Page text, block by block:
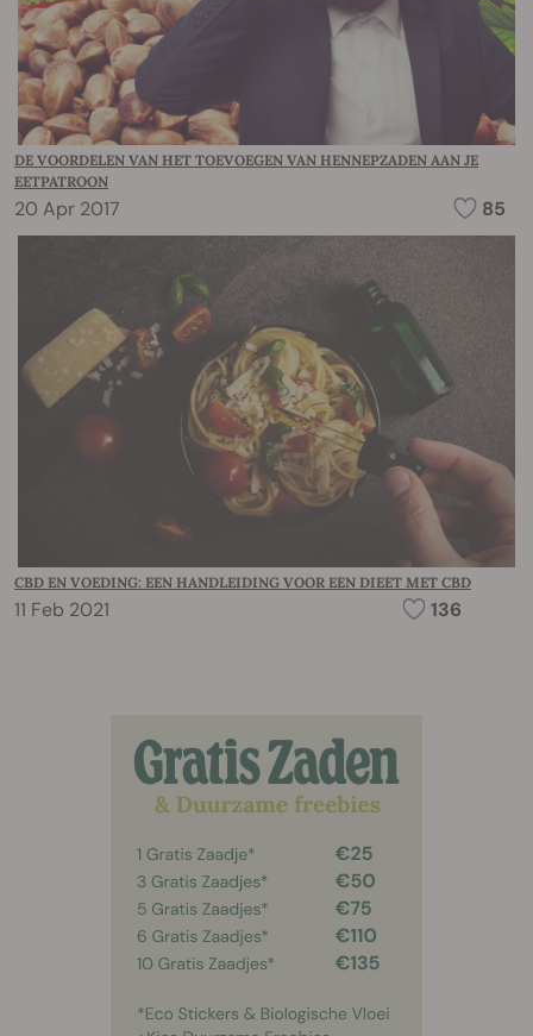
DE VOORDELEN VAN HET TOEVOEGEN VAN HENNEPZADEN AAN JE
EETPATROON
20 Apr 2017 85
CBD EN VOEDING: EEN HANDLEIDING VOOR EEN DIEET MET CBD
11 Feb 2021 136